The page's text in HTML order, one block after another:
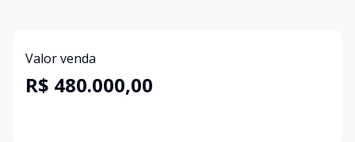
Valor venda
R$ 480.000,00